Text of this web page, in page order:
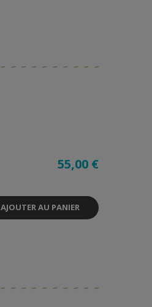
55,00 €
AJOUTER AU PANIER